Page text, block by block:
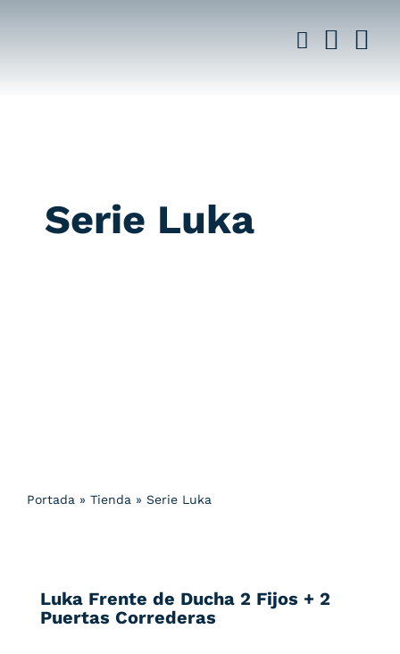
Serie Luka
Portada » Tienda » Serie Luka
Luka Frente de Ducha 2 Fijos + 2
Puertas Correderas